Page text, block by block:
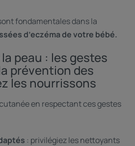
fondamentales dans la
d’eczéma de votre bébé.
peau : les gestes
prévention des
les nourrissons
en respectant ces gestes
: privilégiez les nettoyants